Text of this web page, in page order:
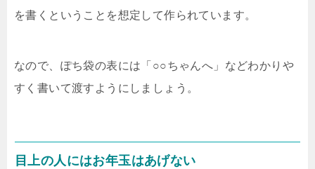
を書くということを想定して作られています。
なので、ぽち袋の表には「○○ちゃんへ」などわかりや
すく書いて渡すようにしましょう。
目上の人にはお年玉はあげない